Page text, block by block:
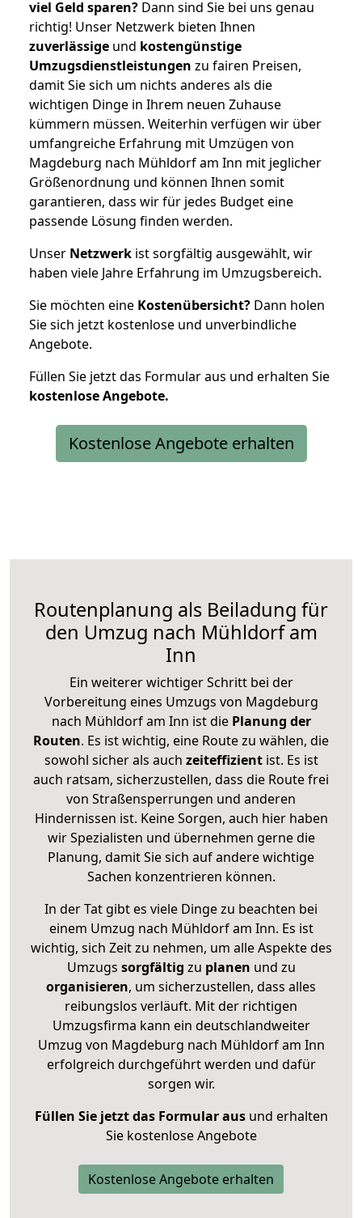
viel Geld sparen? Dann sind Sie bei uns genau
richtig! Unser Netzwerk bieten Ihnen
zuverlässige und kostengünstige
Umzugsdienstleistungen zu fairen Preisen,
damit Sie sich um nichts anderes als die
wichtigen Dinge in Ihrem neuen Zuhause
kümmern müssen. Weiterhin verfügen wir über
umfangreiche Erfahrung mit Umzügen von
Magdeburg nach Mühldorf am Inn mit jeglicher
Größenordnung und können Ihnen somit
garantieren, dass wir für jedes Budget eine
passende Lösung finden werden.
Unser Netzwerk ist sorgfältig ausgewählt, wir
haben viele Jahre Erfahrung im Umzugsbereich.
Sie möchten eine Kostenübersicht? Dann holen
Sie sich jetzt kostenlose und unverbindliche
Angebote.
Füllen Sie jetzt das Formular aus und erhalten Sie
kostenloseAngebote.
Kostenlose Angebote erhalten
Routenplanung als Beiladung für
den Umzug nach Mühldorf am
Inn
Ein weiterer wichtiger Schritt bei der
Vorbereitung eines Umzugs von Magdeburg
nach Mühldorf am Inn ist diePlanung der
Routen. Es ist wichtig, eine Route zu wählen, die
sowohl sicher als auch zeiteffizientist. Es ist
auch ratsam, sicherzustellen, dass die Route frei
von Straßensperrungen und anderen
Hindernissen ist. Keine Sorgen, auch hier haben
wir Spezialisten und übernehmen gerne die
Planung, damit Sie sich auf andere wichtige
Sachen konzentrieren können.
In der Tat gibt es viele Dinge zu beachten bei
einem Umzug nach Mühldorf am Inn. Es ist
wichtig, sich Zeit zu nehmen, um alle Aspekte des
Umzugs sorgfältig zu planen und zu
organisieren, um sicherzustellen, dass alles
reibungslos verläuft. Mit der richtigen
Umzugsfirma kann ein deutschlandweiter
Umzug von Magdeburg nach Mühldorf am Inn
erfolgreich durchgeführt werden und dafür
sorgen wir.
Füllen Sie jetzt das Formular ausund erhalten
Sie kostenlose Angebote
Kostenlose Angebote erhalten